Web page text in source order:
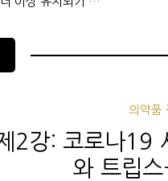
의약품
2강: 코로나19
와 트립